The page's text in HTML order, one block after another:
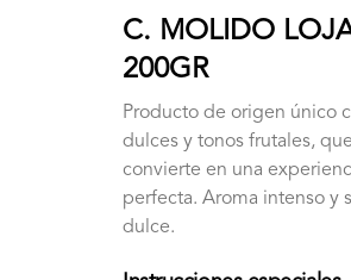
C. MOLIDO
200GR
Producto de origen único
dulces y tonos frutales,
convierte en una
perfecta. Aroma intenso y
dulce.